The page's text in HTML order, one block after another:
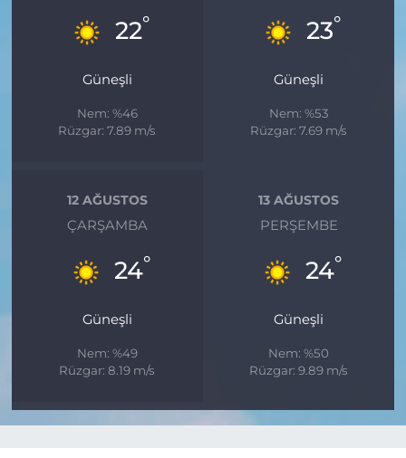
22°
Güneşli
Nem: %46
Rüzgar: 7.89 m/s
23°
Güneşli
Nem: %53
Rüzgar: 7.69 m/s
12 AĞUSTOS
ÇARŞAMBA
24°
Güneşli
Nem: %49
Rüzgar: 8.19 m/s
13 AĞUSTOS
PERŞEMBE
24°
Güneşli
Nem: %50
Rüzgar: 9.89 m/s